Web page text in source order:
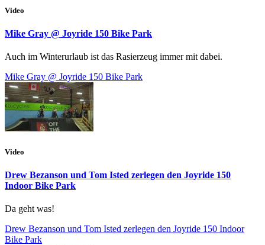
Video
Mike Gray @ Joyride 150 Bike Park
Auch im Winterurlaub ist das Rasierzeug immer mit dabei.
Mike Gray @ Joyride 150 Bike Park
Video
Drew Bezanson und Tom Isted zerlegen den Joyride 150
Indoor Bike Park
Da geht was!
Drew Bezanson und Tom Isted zerlegen den Joyride 150 Indoor
Bike Park